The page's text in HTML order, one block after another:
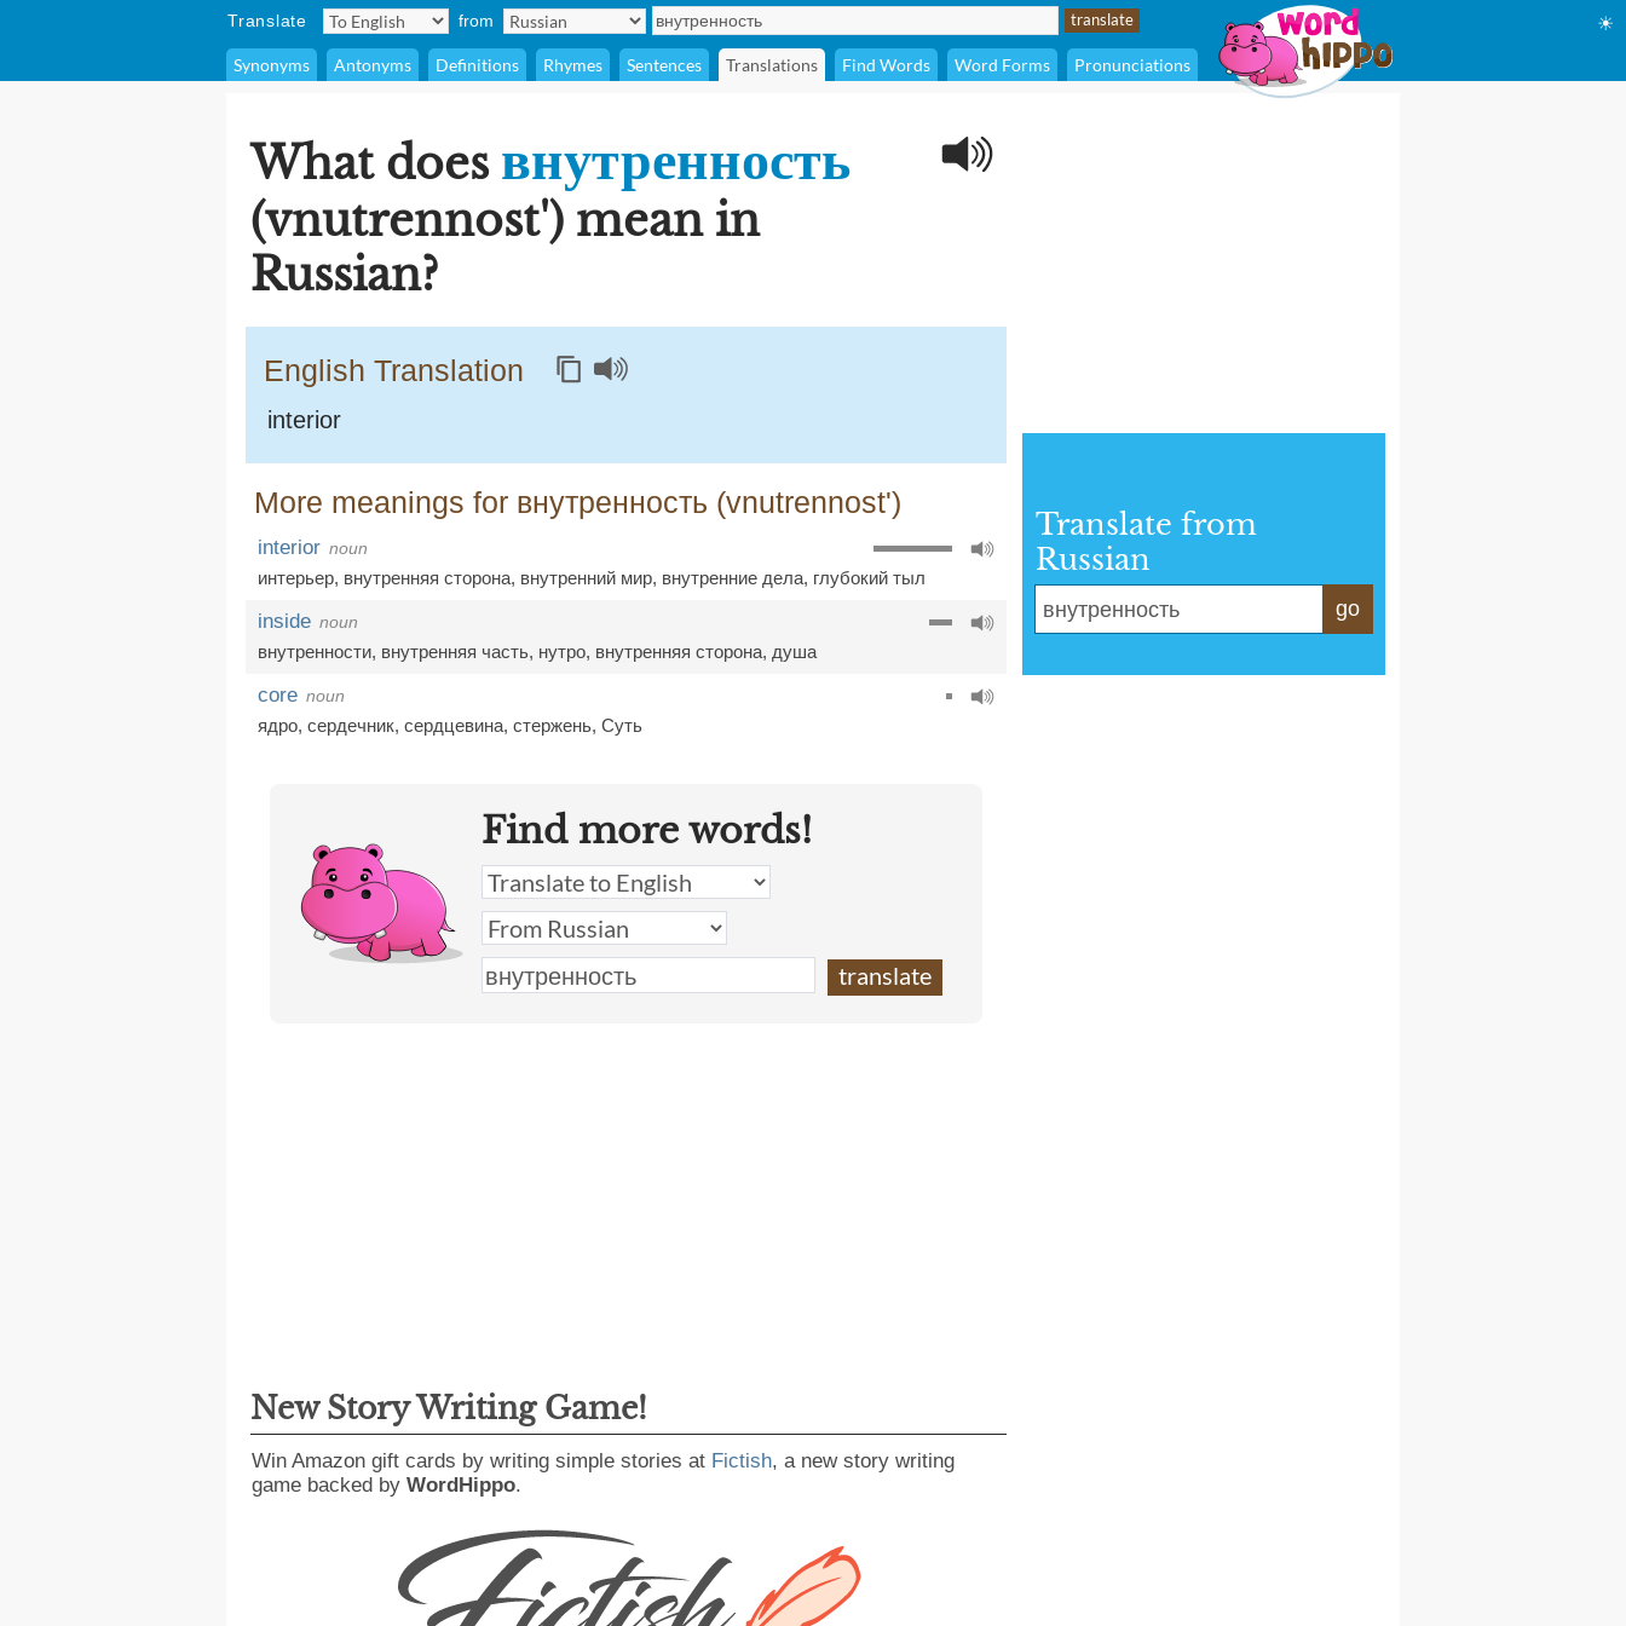
Translate from
Synonyms Antonyms Definitions Rhymes Sentences Translations Find Words Word Forms Pronunciations
☀
What does внутренность
(vnutrennost') mean in
Russian?
English Translation
interior
More meanings for внутренность (vnutrennost')
interior noun
интерьер, внутренняя сторона, внутренний мир, внутренние дела, глубокий тыл
inside noun
внутренности, внутренняя часть, нутро, внутренняя сторона, душа
core noun
ядро, сердечник, сердцевина, стержень, Суть
Find more words!
New Story Writing Game!
Win Amazon gift cards by writing simple stories at Fictish, a new story writing
game backed by WordHippo.
Translate from
Russian
go